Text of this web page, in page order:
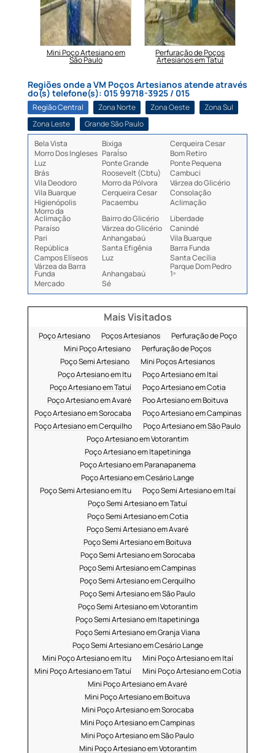
Mini Poço Artesiano em
São Paulo
Perfuração de Poços
Artesianos em Tatuí
Regiões onde a VM Poços Artesianos atende através
do(s) telefone(s): 015 99718-3925 / 015
Região Central Zona Norte Zona Oeste
Zona Sul
Zona Leste
Grande São Paulo
Bela Vista
Bixiga
Cerqueira Cesar
Morro Dos Ingleses ParaÍso
Bom Retiro
Luz
Ponte Grande
Ponte Pequena
Brás
Roosevelt (Cbtu)
Cambuci
Vila Deodoro
Morro da Pólvora
Várzea do Glicério
Vila Buarque
Cerqueira Cesar
Consolação
Higienópolis
Pacaembu
Aclimação
Morro da
Aclimação Bairro do Glicério
Liberdade
Paraíso
Várzea do Glicério
Canindé
Pari
Anhangabaú
Vila Buarque
República
Santa Efigênia
Barra Funda
Campos Elíseos
Luz
Santa Cecília
Várzea da Barra
Funda Anhangabaú
Parque Dom Pedro
1º
Mercado
Sé
Mais Visitados
Poço Artesiano Poços Artesianos
Perfuração de Poço
Mini Poço Artesiano
Perfuração de Poços
Poço Semi Artesiano
Mini Poços Artesianos
Poço Artesiano em Itu
Poço Artesiano em Itaí
Poço Artesiano em Tatuí
Poço Artesiano em Cotia
Poço Artesiano em Avaré
Poo Artesiano em Boituva
Poço Artesiano em Sorocaba
Poço Artesiano em Campinas
Poço Artesiano em Cerquilho
Poço Artesiano em São Paulo
Poço Artesiano em Votorantim
Poço Artesiano em Itapetininga
Poço Artesiano em Paranapanema
Poço Artesiano em Cesário Lange
Poço Semi Artesiano em Itu
Poço Semi Artesiano em Itaí
Poço Semi Artesiano em Tatuí
Poço Semi Artesiano em Cotia
Poço Semi Artesiano em Avaré
Poço Semi Artesiano em Boituva
Poço Semi Artesiano em Sorocaba
Poço Semi Artesiano em Campinas
Poço Semi Artesiano em Cerquilho
Poço Semi Artesiano em São Paulo
Poço Semi Artesiano em Votorantim
Poço Semi Artesiano em Itapetininga
Poço Semi Artesiano em Granja Viana
Poço Semi Artesiano em Cesário Lange
Mini Poço Artesiano em Itu
Mini Poço Artesiano em Itaí
Mini Poço Artesiano em Tatuí
Mini Poço Artesiano em Cotia
Mini Poço Artesiano em Avaré
Mini Poço Artesiano em Boituva
Mini Poço Artesiano em Sorocaba
Mini Poço Artesiano em Campinas
Mini Poço Artesiano em São Paulo
Mini Poço Artesiano em Votorantim